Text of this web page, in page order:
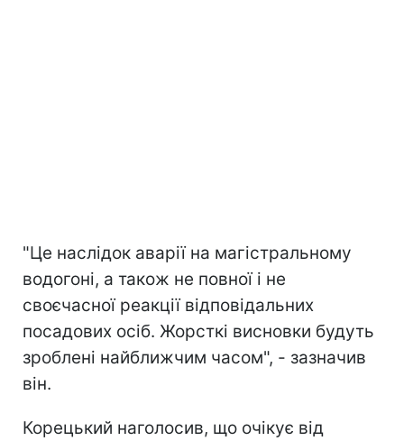
"Це наслідок аварії на магістральному
водогоні, а також не повної і не
своєчасної реакції відповідальних
посадових осіб. Жорсткі висновки будуть
зроблені найближчим часом", - зазначив
він.
Корецький наголосив, що очікує від